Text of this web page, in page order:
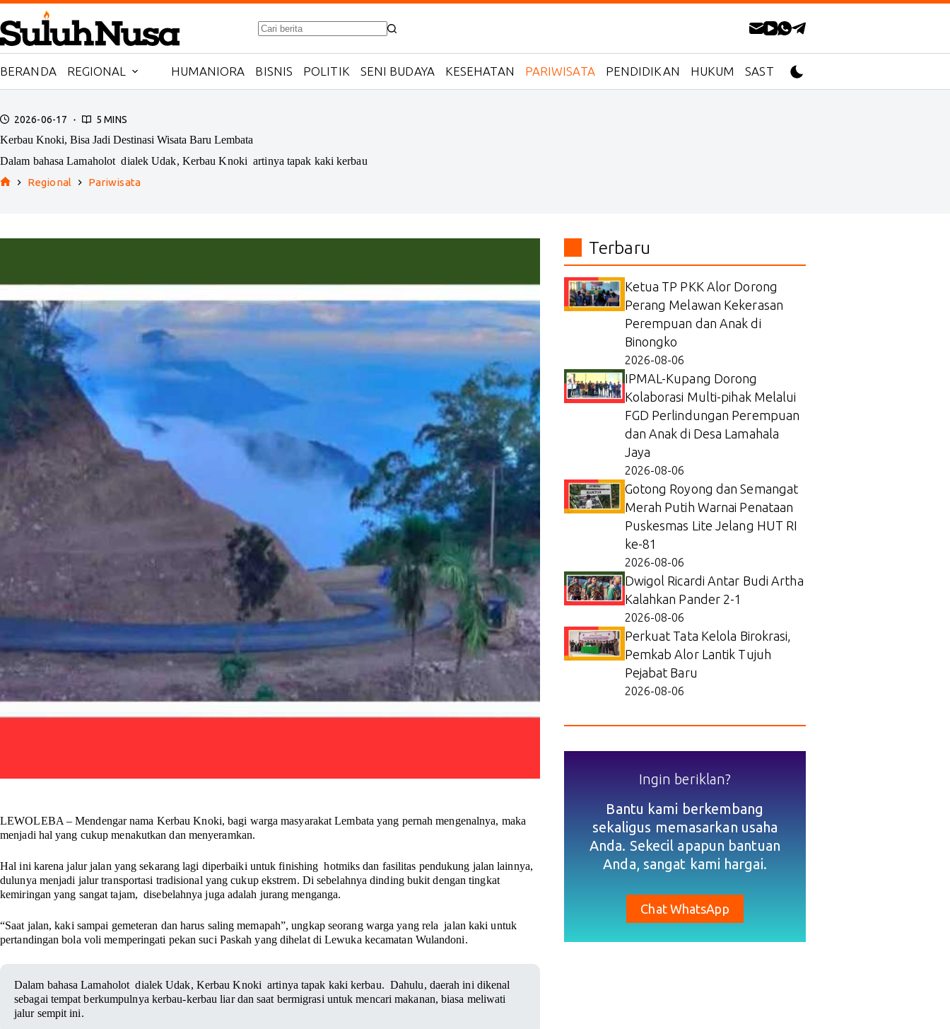
Skip
to
content
No
BERANDA REGIONAL HUMANIORA BISNIS POLITIK SENI BUDAYA KESEHATAN PARIWISATA PENDIDIKAN HUKUM SASTRA
2026-06-17 5 MINS
Kerbau Knoki, Bisa Jadi Destinasi Wisata Baru Lembata
Dalam bahasa Lamaholot dialek Udak, Kerbau Knoki artinya tapak kaki kerbau
Regional Pariwisata
LEWOLEBA –Mendengar nama Kerbau Knoki, bagi warga masyarakat Lembata yang pernah mengenalnya, maka
menjadi hal yang cukup menakutkan dan menyeramkan.
Hal ini karena jalur jalan yang sekarang lagi diperbaiki untuk finishing hotmiks dan fasilitas pendukung jalan lainnya,
dulunya menjadi jalur transportasi tradisional yang cukup ekstrem. Di sebelahnya dinding bukit dengan tingkat
kemiringan yang sangat tajam, disebelahnya juga adalah jurang menganga.
“Saat jalan, kaki sampai gemeteran dan harus saling memapah”, ungkap seorang warga yang rela jalan kaki untuk
pertandingan bola voli memperingati pekan suci Paskah yang dihelat di Lewuka kecamatan Wulandoni.
Dalam bahasa Lamaholot dialek Udak, Kerbau Knoki artinya tapak kaki kerbau. Dahulu, daerah ini dikenal
sebagai tempat berkumpulnya kerbau-kerbau liar dan saat bermigrasi untuk mencari makanan, biasa meliwati
jalur sempit ini.
Terbaru
Ketua TP PKK Alor Dorong
Perang Melawan Kekerasan
Perempuan dan Anak di
Binongko
2026-08-06
IPMAL-Kupang Dorong
Kolaborasi Multi-pihak Melalui
FGD Perlindungan Perempuan
dan Anak di Desa Lamahala
Jaya
2026-08-06
Gotong Royong dan Semangat
Merah Putih Warnai Penataan
Puskesmas Lite Jelang HUT RI
ke-81
2026-08-06
Dwigol Ricardi Antar Budi Artha
Kalahkan Pander 2-1
2026-08-06
Perkuat Tata Kelola Birokrasi,
Pemkab Alor Lantik Tujuh
Pejabat Baru
2026-08-06
Ingin beriklan?
Bantu kami berkembang
sekaligus memasarkan usaha
Anda. Sekecil apapun bantuan
Anda, sangat kami hargai.
Chat WhatsApp